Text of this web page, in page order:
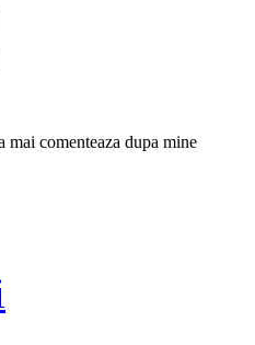
mai comenteaza dupa mine